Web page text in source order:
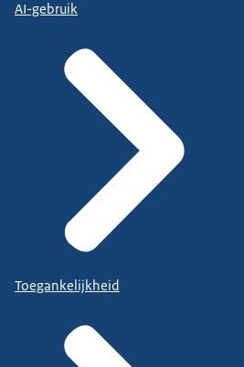
AI-gebruik
Toegankelijkheid